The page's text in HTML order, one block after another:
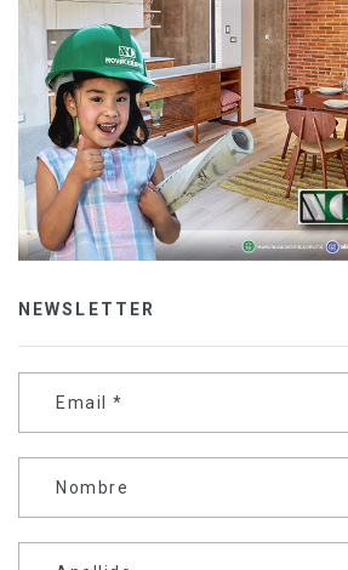
NEWSLETTER
Email *
Nombre